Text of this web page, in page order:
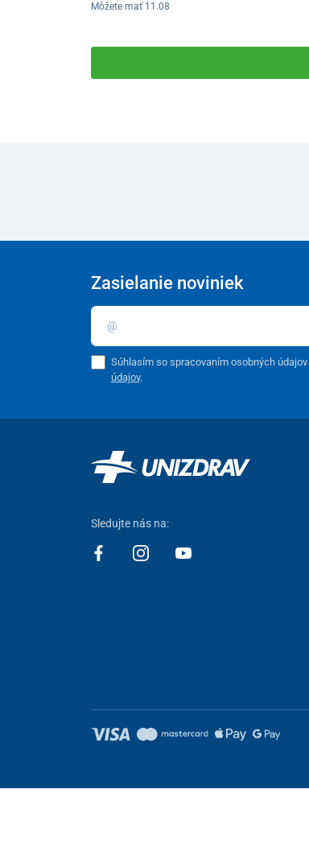
Môžete mať 11.08
Zasielanie noviniek
Súhlasím so spracovaním osobných údajov
údajov.
Sledujte nás na: